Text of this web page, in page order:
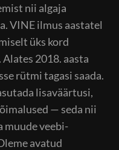
nii algaja
VINE ilmus aastatel
üks kord
2018. aasta
rütmi tagasi saada.
lisaväärtusi,
— seda nii
muude veebi-
avatud